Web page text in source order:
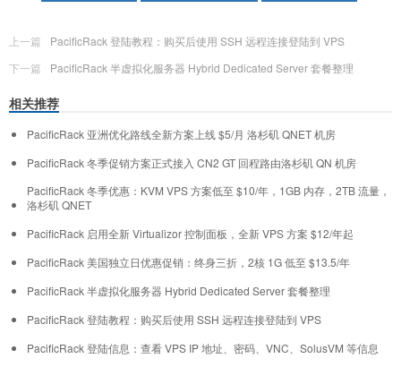
上一篇
PacificRack 登陆教程：购买后使用 SSH 远程连接登陆到 VPS
下一篇
PacificRack 半虚拟化服务器 Hybrid Dedicated Server 套餐整理
相关推荐
PacificRack 亚洲优化路线全新方案上线 $5/月 洛杉矶 QNET 机房
PacificRack 冬季促销方案正式接入 CN2 GT 回程路由洛杉矶 QN 机房
PacificRack 冬季优惠：KVM VPS 方案低至 $10/年，1GB 内存，2TB 流量，
洛杉矶 QNET
PacificRack 启用全新 Virtualizor 控制面板，全新 VPS 方案 $12/年起
PacificRack 美国独立日优惠促销：终身三折，2核 1G 低至 $13.5/年
PacificRack 半虚拟化服务器 Hybrid Dedicated Server 套餐整理
PacificRack 登陆教程：购买后使用 SSH 远程连接登陆到 VPS
PacificRack 登陆信息：查看 VPS IP 地址、密码、VNC、SolusVM 等信息